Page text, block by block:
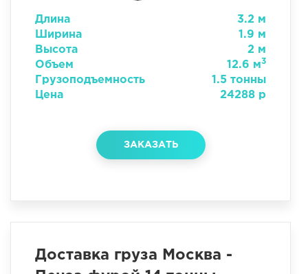
Длина
3.2 м
Ширина
1.9 м
Высота
2 м
Объем
12.6 м3
Грузоподъемность
1.5 тонны
Цена
24288 р
ЗАКАЗАТЬ
Доставка груза Москва -